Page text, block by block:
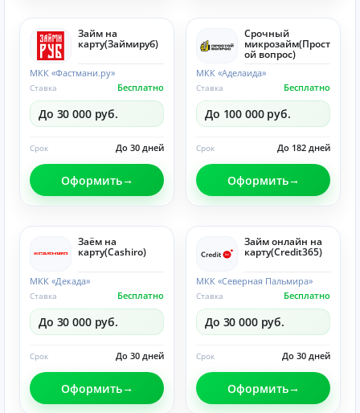
Займ на
карту(Займируб)
МКК «Фастмани.ру»
Бесплатно
Ставка
До 30 000 руб.
До 30 дней
Срок
Оформить
Срочный
микрозайм(Прост
ой вопрос)
МКК «Аделаида»
Бесплатно
Ставка
До 100 000 руб.
До 182 дней
Срок
Оформить
Заём на
карту(Cashiro)
МКК «Декада»
Бесплатно
Ставка
До 30 000 руб.
До 30 дней
Срок
Оформить
Займ онлайн на
карту(Credit365)
МКК «Северная Пальмира»
Бесплатно
Ставка
До 30 000 руб.
До 30 дней
Срок
Оформить